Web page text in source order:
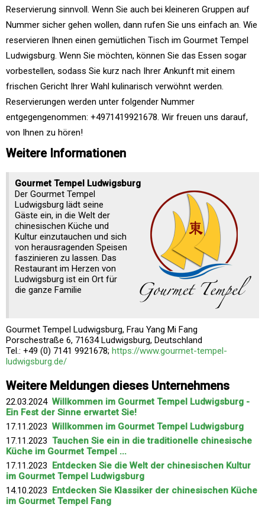
Reservierung sinnvoll. Wenn Sie auch bei kleineren Gruppen auf
Nummer sicher gehen wollen, dann rufen Sie uns einfach an. Wie
reservieren Ihnen einen gemütlichen Tisch im Gourmet Tempel
Ludwigsburg. Wenn Sie möchten, können Sie das Essen sogar
vorbestellen, sodass Sie kurz nach Ihrer Ankunft mit einem
frischen Gericht Ihrer Wahl kulinarisch verwöhnt werden.
Reservierungen werden unter folgender Nummer
entgegengenommen: +4971419921678. Wir freuen uns darauf,
von Ihnen zu hören!
Weitere Informationen
Gourmet Tempel Ludwigsburg
Der Gourmet Tempel
Ludwigsburg lädt seine
Gäste ein, in die Welt der
chinesischen Küche und
Kultur einzutauchen und sich
von herausragenden Speisen
faszinieren zu lassen. Das
Restaurant im Herzen von
Ludwigsburg ist ein Ort für
die ganze Familie
Gourmet Tempel Ludwigsburg, Frau Yang Mi Fang
Porschestraße 6, 71634 Ludwigsburg, Deutschland
Tel.: +49 (0) 7141 9921678; https://www.gourmet-tempel-
ludwigsburg.de/
Weitere Meldungen dieses Unternehmens
22.03.2024 Willkommen im Gourmet Tempel Ludwigsburg -
Ein Fest der Sinne erwartet Sie!
17.11.2023 Willkommen im Gourmet Tempel Ludwigsburg
17.11.2023 Tauchen Sie ein in die traditionelle chinesische
Küche im Gourmet Tempel ...
17.11.2023 Entdecken Sie die Welt der chinesischen Kultur
im Gourmet Tempel Ludwigsburg
14.10.2023 Entdecken Sie Klassiker der chinesischen Küche
im Gourmet Tempel Fang